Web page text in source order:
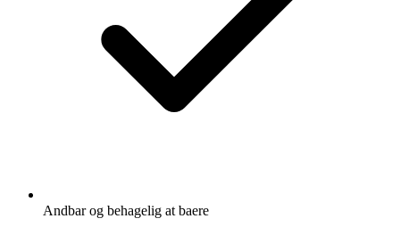
Andbar og behagelig at baere